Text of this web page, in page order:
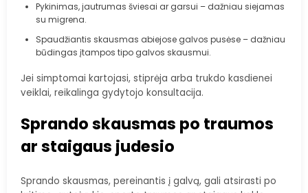
Pykinimas, jautrumas šviesai ar garsui – dažniau siejamas
su migrena.
Spaudžiantis skausmas abiejose galvos pusėse – dažniau
būdingas įtampos tipo galvos skausmui.
Jei simptomai kartojasi, stiprėja arba trukdo kasdienei
veiklai, reikalinga gydytojo konsultacija.
Sprando skausmas po traumos
ar staigaus judesio
Sprando skausmas, pereinantis į galvą, gali atsirasti po